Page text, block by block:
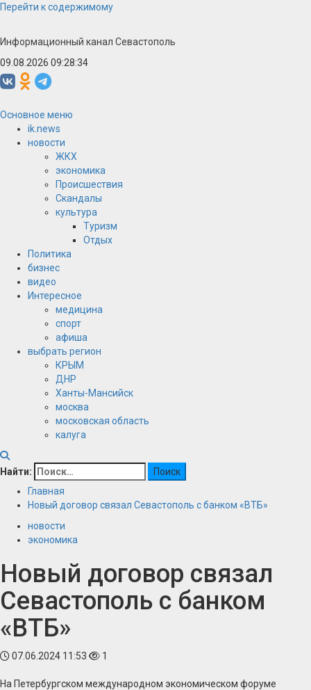
Перейти к содержимому
Информационный канал Севастополь
09.08.2026 09:28:34
Основное меню
ik.news
новости
ЖКХ
экономика
Происшествия
Скандалы
культура
Туризм
Отдых
Политика
бизнес
видео
Интересное
медицина
спорт
афиша
выбрать регион
КРЫМ
ДНР
Ханты-Мансийск
москва
московская область
калуга
Найти:
Главная
Новый договор связал Севастополь с банком «ВТБ»
новости
экономика
Новый договор связал
Севастополь с банком
«ВТБ»
07.06.2024 11:53 1
На Петербургском международном экономическом форуме